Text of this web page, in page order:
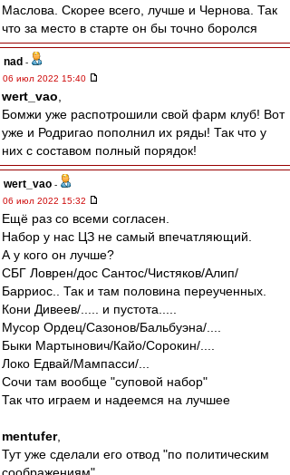
Маслова. Скорее всего, лучше и Чернова. Так
что за место в старте он бы точно боролся
nad -
06 июл 2022 15:40
wert_vao
Бомжи уже распотрошили свой фарм клуб! Вот
уже и Родригао пополнил их ряды! Так что у
них с составом полный порядок!
wert_vao -
06 июл 2022 15:32
Ещё раз со всеми согласен.
Набор у нас ЦЗ не самый впечатляющий.
А у кого он лучше?
СБГ Ловрен/дос Сантос/Чистяков/Алип/
Барриос.. Так и там половина переученных.
Кони Дивеев/..... и пустота.....
Мусор Ордец/Сазонов/Бальбуэна/....
Быки Мартынович/Кайо/Сорокин/....
Локо Едвай/Мампасси/...
Сочи там вообще "суповой набор"
Так что играем и надеемся на лучшее
mentufer,
Тут уже сделали его отвод "по политическим